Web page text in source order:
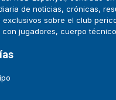
de noticias, crónicas,
exclusivos sobre el club
con jugadores, cuerpo